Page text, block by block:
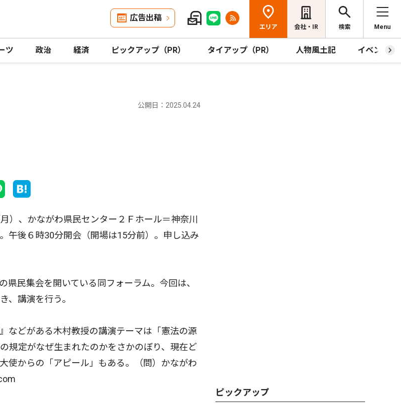
広告出稿
エリア 会社・IR 検索 Menu
ツ 政治 経済 ピックアップ（PR） タイアップ（PR） 人物風土記 イベント
公開日：2025.04.24
、かながわ県民センター２Ｆホール＝神奈川
午後６時30分開会（開場は15分前）。申し込み
民集会を開いている同フォーラム。今回は、
、講演を行う。
などがある木村教授の講演テーマは「憲法の源
規定がなぜ生まれたのかをさかのぼり、現在ど
使からの「アピール」もある。（問）かながわ
ピックアップ